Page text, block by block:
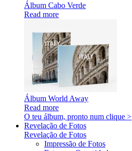
Álbum Cabo Verde
Read more
Álbum World Away
Read more
O teu álbum, pronto num clique >
Revelação de Fotos
Revelação de Fotos
Impressão de Fotos